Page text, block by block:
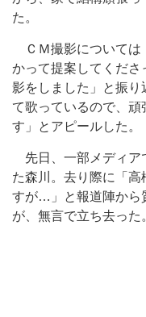
た。
ＣＭ撮影については
かって提案してくだ
影をしました」と振り
て歌っているので、
す」とアピールした。
先日、一部メディア
た森川。去り際に「高
すが…」と報道陣から
が、無言で立ち去った